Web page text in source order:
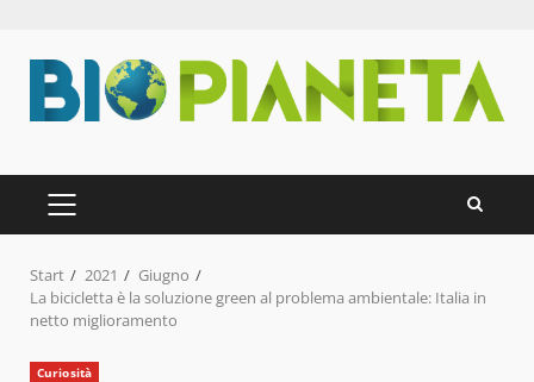
Inhalt
springen
PRIMÄRES
MENÜ
Start 2021
Giugno
La bicicletta è la soluzione green al problema ambientale: Italia in
netto miglioramento
Curiosità